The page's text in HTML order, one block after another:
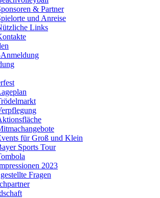
& Partner
und Anreise
Links
für Groß und Klein
Sports Tour
2023
Fragen